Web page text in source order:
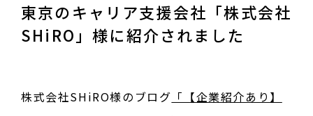
東京のキャリア支援会社「株式会社
SHiRO」様に紹介されました
株式会社SHiRO様のブログ 「【企業紹介あり】